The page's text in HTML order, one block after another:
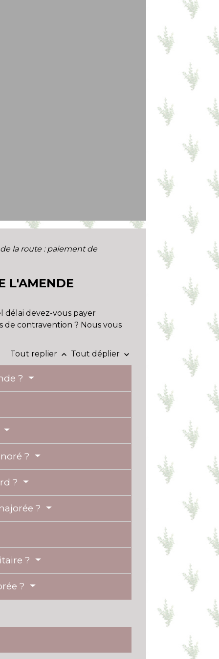
la route : paiement de
L'AMENDE
délai devez-vous payer
de contravention ? Nous vous
Tout replier keyboard_arrow_up Tout déplier keyboard_arrow_down
?
?
?
?
?
?